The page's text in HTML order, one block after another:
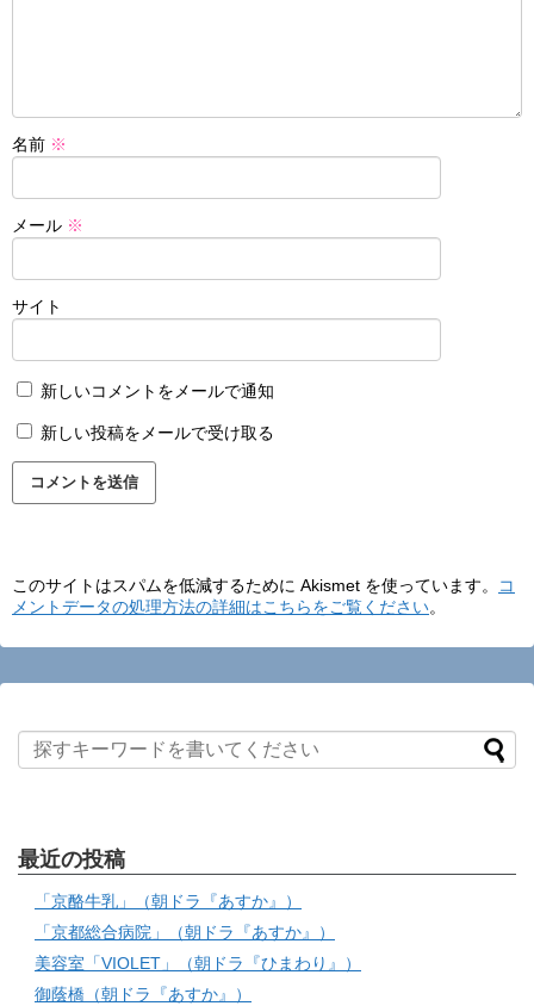
名前 ※
メール ※
サイト
新しいコメントをメールで通知
新しい投稿をメールで受け取る
このサイトはスパムを低減するために Akismet を使っています。
コ
メントデータの処理方法の詳細はこちらをご覧ください。
最近の投稿
「京酪牛乳」（朝ドラ『あすか』）
「京都総合病院」（朝ドラ『あすか』）
美容室「VIOLET」（朝ドラ『ひまわり』）
御蔭橋（朝ドラ『あすか』）